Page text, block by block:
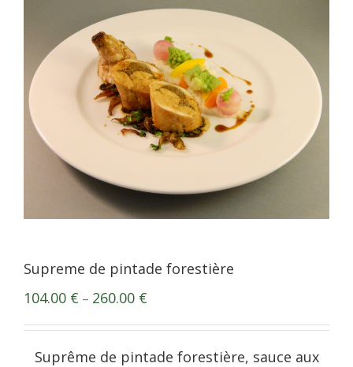
Supreme de pintade forestière
104.00 € – 260.00 €
Suprême de pintade forestière, sauce aux